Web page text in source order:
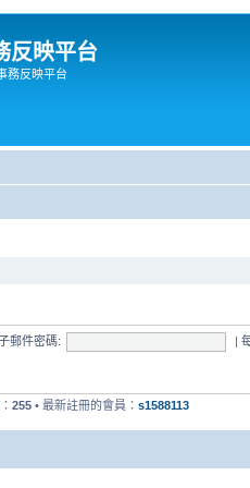
反映平台
務反映平台
郵件密碼: |
255 • 最新註冊的會員： s1588113